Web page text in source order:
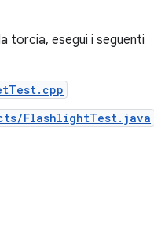
torcia, esegui i seguenti
FlashlightTest.java